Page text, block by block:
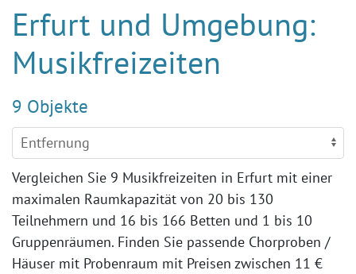
Erfurt und Umgebung:
Musikfreizeiten
9 Objekte
Vergleichen Sie 9 Musikfreizeiten in Erfurt mit einer
maximalen Raumkapazität von 20 bis 130
Teilnehmern und 16 bis 166 Betten und 1 bis 10
Gruppenräumen. Finden Sie passende Chorproben /
Häuser mit Probenraum mit Preisen zwischen 11 €